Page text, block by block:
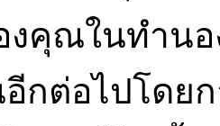
งคุณในทำนอ
กต่อไปโดยก